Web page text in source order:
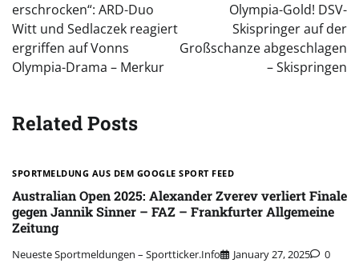
erschrocken“: ARD-Duo
Witt und Sedlaczek reagiert
ergriffen auf Vonns
Olympia-Drama – Merkur
Olympia-Gold! DSV-
Skispringer auf der
Großschanze abgeschlagen
– Skispringen
Related Posts
SPORTMELDUNG AUS DEM GOOGLE SPORT FEED
Australian Open 2025: Alexander Zverev verliert Finale
gegen Jannik Sinner – FAZ – Frankfurter Allgemeine
Zeitung
Neueste Sportmeldungen – Sportticker.info January 27, 2025 0